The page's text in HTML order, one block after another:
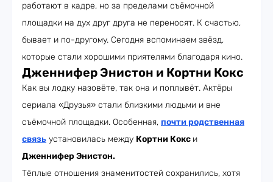
работают в кадре, но за пределами съёмочной
площадки на дух друг друга не переносят. К счастью,
бывает и по-другому. Сегодня вспоминаем звёзд,
которые стали хорошими приятелями благодаря кино.
Дженнифер Энистон и Кортни Кокс
Как вы лодку назовёте, так она и поплывёт. Актёры
сериала «Друзья» стали близкими людьми и вне
съёмочной площадки. Особенная, почти родственная
связь установилась между Кортни Кокс и
Дженнифер Энистон.
Тёплые отношения знаменитостей сохранились, хотя